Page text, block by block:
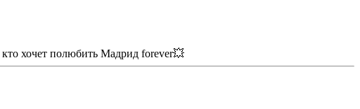
хочет полюбить Мадрид forever💥